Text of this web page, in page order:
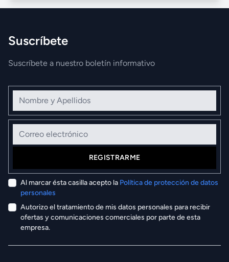
Suscríbete
Suscríbete a nuestro boletín informativo
Nombre y Apellidos
Correo electrónico
REGISTRARME
Al marcar ésta casilla acepto la Política de protección de datos
personales
Autorizo el tratamiento de mis datos personales para recibir
ofertas y comunicaciones comerciales por parte de esta
empresa.